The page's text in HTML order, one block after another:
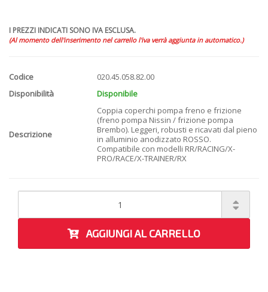
I PREZZI INDICATI SONO IVA ESCLUSA.
(Al momento dell'inserimento nel carrello l'iva verrà aggiunta in automatico.)
Codice
020.45.058.82.00
Disponibilità
Disponibile
Descrizione
Coppia coperchi pompa freno e frizione
(freno pompa Nissin / frizione pompa
Brembo). Leggeri, robusti e ricavati dal pieno
in alluminio anodizzato ROSSO.
Compatibile con modelli RR/RACING/X-
PRO/RACE/X-TRAINER/RX
AGGIUNGI AL CARRELLO